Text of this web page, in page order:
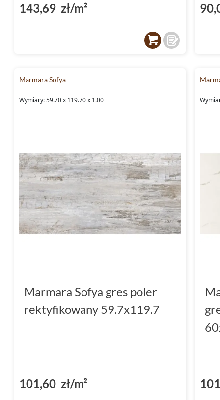
143,69 zł/m²
Marmara Sofya
Wymiary: 59.70 x 119.70 x 1.00
Marmara Sofya gres poler
rektyfikowany 59.7x119.7
101,60 zł/m²